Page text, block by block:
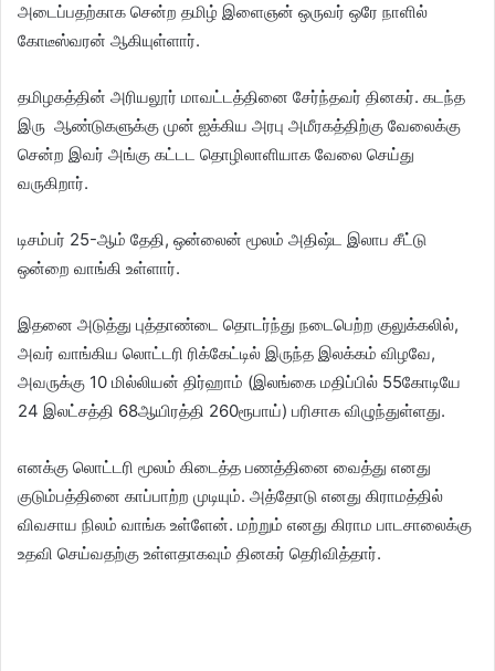
அடைப்பதற்காக சென்ற தமிழ் இளைஞன் ஒருவர் ஒரே நாளில்
கோடீஸ்வரன் ஆகியுள்ளார்.
தமிழகத்தின் அரியலூர் மாவட்டத்தினை சேர்ந்தவர் தினகர். கடந்த
இரு ஆண்டுகளுக்கு முன் ஐக்கிய அரபு அமீரகத்திற்கு வேலைக்கு
சென்ற இவர் அங்கு கட்டட தொழிலாளியாக வேலை செய்து
வருகிறார்.
டிசம்பர் 25-ஆம் தேதி, ஒன்லைன் மூலம் அதிஷ்ட இலாப சீட்டு
ஒன்றை வாங்கி உள்ளார்.
இதனை அடுத்து புத்தாண்டை தொடர்ந்து நடைபெற்ற குலுக்கலில்,
அவர் வாங்கிய லொட்டரி ரிக்கேட்டில் இருந்த இலக்கம் விழவே,
அவருக்கு 10 மில்லியன் திர்ஹாம் (இலங்கை மதிப்பில் 55கோடியே
24 இலட்சத்தி 68ஆயிரத்தி 260ரூபாய்) பரிசாக விழுந்துள்ளது.
எனக்கு லொட்டரி மூலம் கிடைத்த பணத்தினை வைத்து எனது
குடும்பத்தினை காப்பாற்ற முடியும். அத்தோடு எனது கிராமத்தில்
விவசாய நிலம் வாங்க உள்ளேன். மற்றும் எனது கிராம பாடசாலைக்கு
உதவி செய்வதற்கு உள்ளதாகவும் தினகர் தெரிவித்தார்.